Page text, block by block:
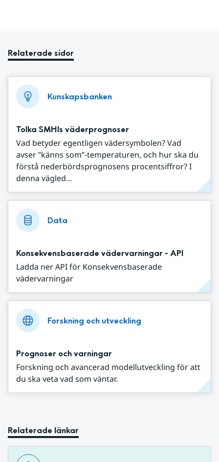
Relaterade sidor
Kunskapsbanken
Tolka SMHIs väderprognoser
Vad betyder egentligen vädersymbolen? Vad
avser ”känns som”-temperaturen, och hur ska du
förstå nederbördsprognosens procentsiffror? I
denna vägled...
Data
Konsekvensbaserade vädervarningar - API
Ladda ner API för Konsekvensbaserade
vädervarningar
Forskning och utveckling
Prognoser och varningar
Forskning och avancerad modellutveckling för att
du ska veta vad som väntar.
Relaterade länkar